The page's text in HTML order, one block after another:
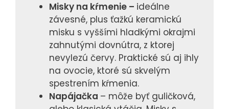
Misky na kŕmenie – ideálne
závesné, plus ťažkú ​​keramickú
misku s vyššími hladkými okrajmi
zahnutými dovnútra, z ktorej
nevylezú červy. Praktické sú aj ihly
na ovocie, ktoré sú skvelým
spestrením kŕmenia.
Napájačka – môže byť guličková,